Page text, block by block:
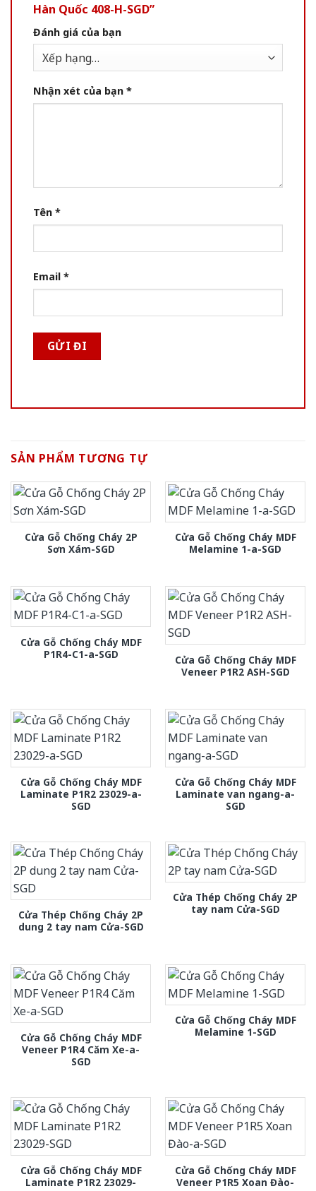
Hàn Quốc 408-H-SGD”
Đánh giá của bạn
Nhận xét của bạn *
Tên *
Email *
SẢN PHẨM TƯƠNG TỰ
Cửa Gỗ Chống Cháy 2P
Sơn Xám-SGD
Cửa Gỗ Chống Cháy MDF
Melamine 1-a-SGD
Cửa Gỗ Chống Cháy MDF
P1R4-C1-a-SGD
Cửa Gỗ Chống Cháy MDF
Veneer P1R2 ASH-SGD
Cửa Gỗ Chống Cháy MDF
Laminate P1R2 23029-a-
SGD
Cửa Gỗ Chống Cháy MDF
Laminate van ngang-a-
SGD
Cửa Thép Chống Cháy 2P
dung 2 tay nam Cửa-SGD
Cửa Thép Chống Cháy 2P
tay nam Cửa-SGD
Cửa Gỗ Chống Cháy MDF
Veneer P1R4 Căm Xe-a-
SGD
Cửa Gỗ Chống Cháy MDF
Melamine 1-SGD
Cửa Gỗ Chống Cháy MDF
Laminate P1R2 23029-
Cửa Gỗ Chống Cháy MDF
Veneer P1R5 Xoan Đào-